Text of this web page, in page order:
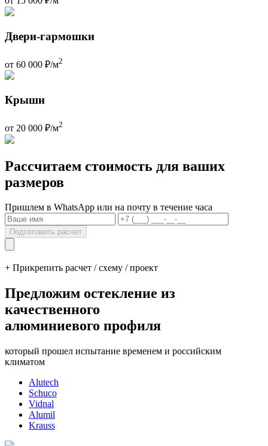
Двери-гармошки
от 60 000 ₽/м2
Крыши
от 20 000 ₽/м2
Рассчитаем стоимость для ваших
размеров
Пришлем в WhatsApp или на почту в течение часа
Подготовить расчет
+ Прикрепить расчет / схему / проект
Предложим остекление из
качественного
алюминиевого профиля
который прошел испытание временем и российским
климатом
Alutech
Schuco
Vidnal
Alumil
Krauss